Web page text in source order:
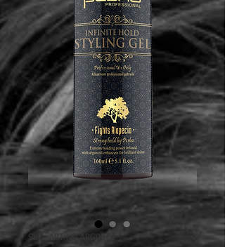
SKU: ART-NO.ARG0014